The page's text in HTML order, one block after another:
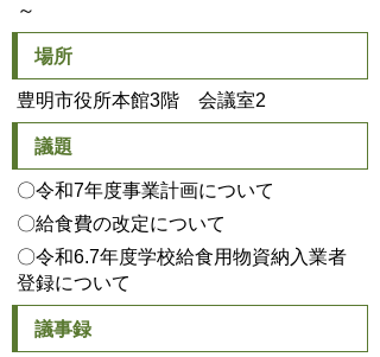
～
場所
豊明市役所本館3階 会議室2
議題
〇令和7年度事業計画について
〇給食費の改定について
〇令和6.7年度学校給食用物資納入業者
登録について
議事録